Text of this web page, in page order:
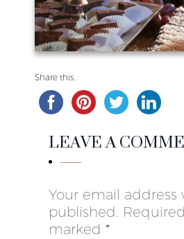
Share this...
LEAVE A
Your email address
published.
marked *